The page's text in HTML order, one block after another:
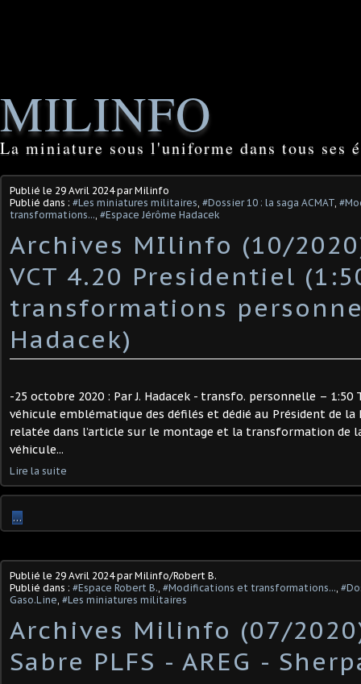
MILINFO
La miniature sous l'uniforme dans tous ses
Publié le 29 Avril 2024par Milinfo
Publié dans : #Les miniatures militaires, #Dossier 10 : la saga ACMAT,
transformations..., #Espace Jérôme Hadacek
Archives MIlinfo (10/
VCT 4.20 Presidentiel
transformations
Hadacek)
-25 octobre 2020 : Par J. Hadacek - transfo. personnelle – 1:50
véhicule emblématique des défilés et dédié au Président de la
relatée dans l’article sur le montage et la transformation de
véhicule...
Lire la suite
…
Publié le 29 Avril 2024par Milinfo/Robert B.
Publié dans : #Espace Robert B., #Modifications et transformations...,
Gaso.Line, #Les miniatures militaires
Archives Milinfo (07/
Sabre PLFS - AREG -